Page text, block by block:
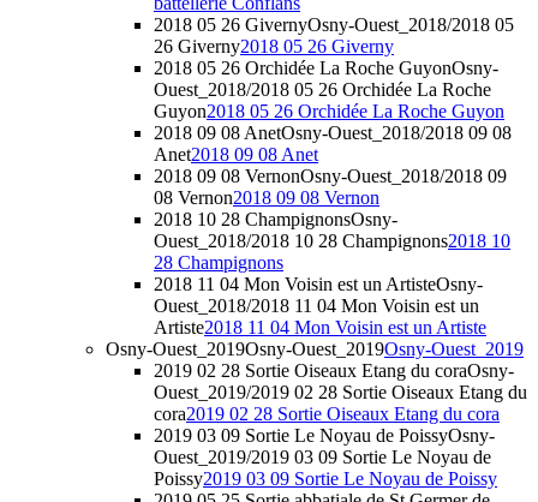
2018 05 26 GivernyOsny-Ouest_2018/2018 05
26 Giverny2018 05 26 Giverny
2018 05 26 Orchidée La Roche GuyonOsny-
Ouest_2018/2018 05 26 Orchidée La Roche
Guyon2018 05 26 Orchidée La Roche Guyon
2018 09 08 AnetOsny-Ouest_2018/2018 09 08
Anet2018 09 08 Anet
2018 09 08 VernonOsny-Ouest_2018/2018 09
08 Vernon2018 09 08 Vernon
2018 10 28 ChampignonsOsny-
Ouest_2018/2018 10 28 Champignons2018 10
28 Champignons
2018 11 04 Mon Voisin est un ArtisteOsny-
Ouest_2018/2018 11 04 Mon Voisin est un
Artiste2018 11 04 Mon Voisin est un Artiste
Osny-Ouest_2019Osny-Ouest_2019Osny-Ouest_2019
2019 02 28 Sortie Oiseaux Etang du coraOsny-
Ouest_2019/2019 02 28 Sortie Oiseaux Etang du
cora2019 02 28 Sortie Oiseaux Etang du cora
2019 03 09 Sortie Le Noyau de PoissyOsny-
Ouest_2019/2019 03 09 Sortie Le Noyau de
Poissy2019 03 09 Sortie Le Noyau de Poissy